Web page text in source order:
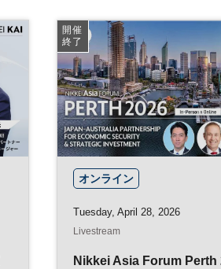
バックオフィス
日経メッセプレミアム・カンファ
ズ
開催
終了
オンライン
Tuesday, April 28, 2026
Livestream
Nikkei Asia Forum Perth